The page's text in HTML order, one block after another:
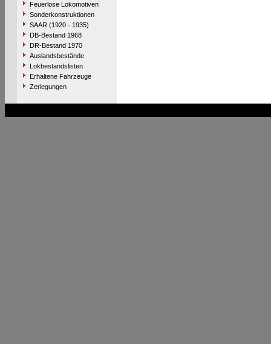
Feuerlose Lokomotiven
Sonderkonstruktionen
SAAR (1920 - 1935)
DB-Bestand 1968
DR-Bestand 1970
Auslandsbestände
Lokbestandslisten
Erhaltene Fahrzeuge
Zerlegungen